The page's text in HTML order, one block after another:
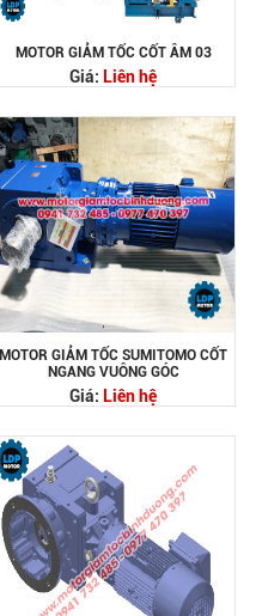
MOTOR GIẢM TỐC CỐT ÂM 03
Giá: Liên hệ
MOTOR GIẢM TỐC SUMITOMO CỐT
NGANG VUÔNG GÓC
Giá: Liên hệ